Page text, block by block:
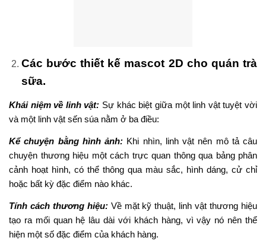
Các bước thiết kế mascot 2D cho quán trà
sữa.
Khái niệm về linh vật: Sự khác biệt giữa một linh vật tuyệt vời
và một linh vật sến súa nằm ở ba điều:
Kể chuyện bằng hình ảnh: Khi nhìn, linh vật nên mô tả câu
chuyện thương hiệu một cách trực quan thông qua bảng phân
cảnh hoạt hình, có thể thông qua màu sắc, hình dáng, cử chỉ
hoặc bất kỳ đặc điểm nào khác.
Tính cách thương hiệu: Về mặt kỹ thuật, linh vật thương hiệu
tạo ra mối quan hệ lâu dài với khách hàng, vì vậy nó nên thể
hiện một số đặc điểm của khách hàng.